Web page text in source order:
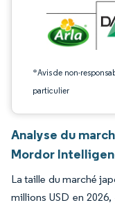
*Avis de non-
particulier
Analyse du
Mordor
La taille du marché
millions USD en